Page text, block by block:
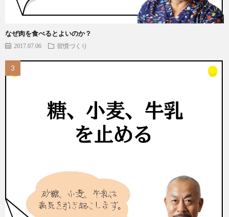
なぜ肉を食べるとよいのか？
2017.07.06 習慣づくり